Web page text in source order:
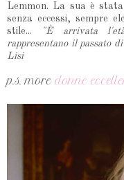
Lemmon. La sua è
senza eccessi, sempre
stile...
"È arrivata
rappresentano il passato
Lisi
p.s. more donne